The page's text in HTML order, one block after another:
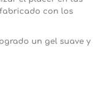
con los
un gel suave